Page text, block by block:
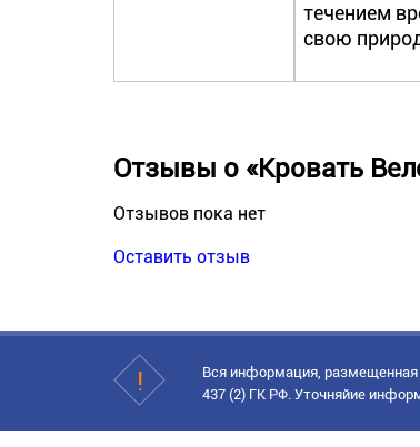
течением
свою
Отзывы о «Кровать
Отзывов пока нет
Оставить отзыв
Вся информация, размещенная
437 (2) ГК РФ. Уточняйие